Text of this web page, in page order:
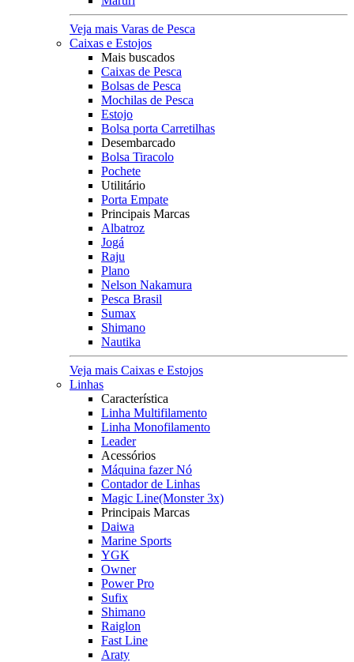
Veja mais Varas de Pesca
Caixas e Estojos
Mais buscados
Caixas de Pesca
Bolsas de Pesca
Mochilas de Pesca
Estojo
Bolsa porta Carretilhas
Desembarcado
Bolsa Tiracolo
Pochete
Utilitário
Porta Empate
Principais Marcas
Albatroz
Jogá
Raju
Plano
Nelson Nakamura
Pesca Brasil
Sumax
Shimano
Nautika
Veja mais Caixas e Estojos
Linhas
Característica
Linha Multifilamento
Linha Monofilamento
Leader
Acessórios
Máquina fazer Nó
Contador de Linhas
Magic Line(Monster 3x)
Principais Marcas
Daiwa
Marine Sports
YGK
Owner
Power Pro
Sufix
Shimano
Raiglon
Fast Line
Araty